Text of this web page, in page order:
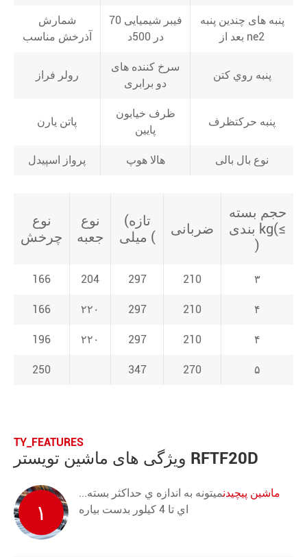
شمارش
آذرخش مناسب
فیبر شیمیایی 70
در 500د
پنبه های چندین پنبه
بعد از ne2
رولر فراز
سرخ کننده های
دو برابری
پنبه روي کتن
پاتن یارن
ظرف خيابون
پايين
پنبه حرکتظرف
پرواز اسپیدل هالا هوپ نوع بال بالی
نوع
چرخش
نوع
جعبه
تازه)
میلی (
ضربانی
حجم بسته
بندی kg(≤
)
166 204 297 210 ۳
166 ۲۲۰ 297 210 ۴
196 ۲۲۰ 297 210 ۴
250 347 270 ۵
TY_FEATURES
ویژگی های ماشین تویستر RFTF20D
۱
... ماشین پیچیدنميتونه به اندازه ي حداکثر بسته
اي تا 4 کيلور بدست بياره